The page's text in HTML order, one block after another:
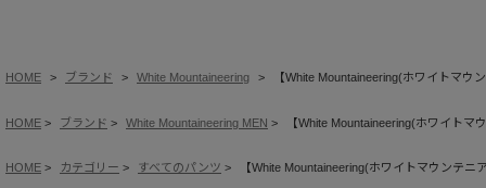
HOME ブランド White Mountaineering 【White Mountaineering(ホワイトマウ
HOME ブランド White Mountaineering MEN 【White Mountaineering(ホワイトマ
HOME カテゴリー すべてのパンツ 【White Mountaineering(ホワイトマウンテニ